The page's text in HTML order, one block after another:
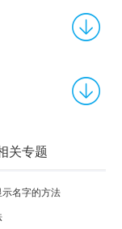
关专题
名字的方法